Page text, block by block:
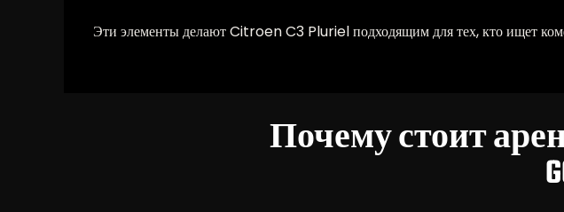
Эти элементы делают Citroen C3 Pluriel подходящим для тех, кто ищет
Почему стоит